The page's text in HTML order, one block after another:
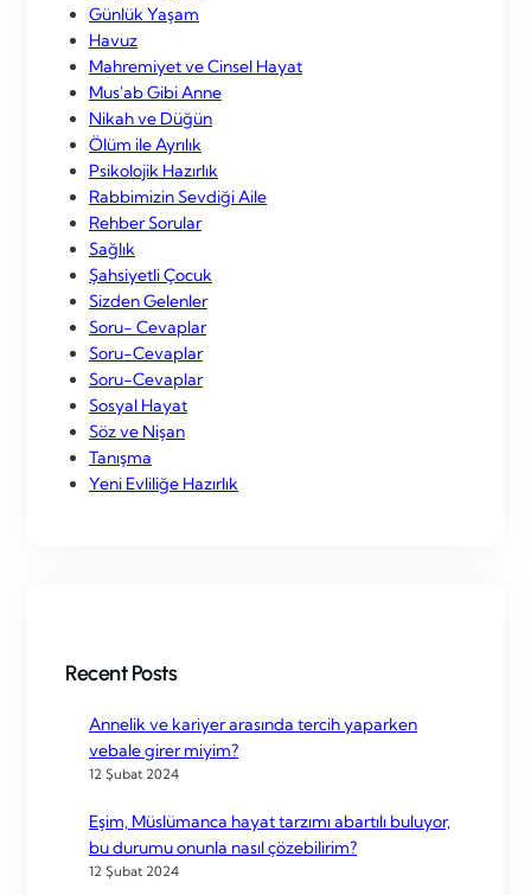
Günlük Yaşam
Havuz
Mahremiyet ve Cinsel Hayat
Mus'ab Gibi Anne
Nikah ve Düğün
Ölüm ile Ayrılık
Psikolojik Hazırlık
Rabbimizin Sevdiği Aile
Rehber Sorular
Sağlık
Şahsiyetli Çocuk
Sizden Gelenler
Soru- Cevaplar
Soru-Cevaplar
Soru-Cevaplar
Sosyal Hayat
Söz ve Nişan
Tanışma
Yeni Evliliğe Hazırlık
Recent Posts
Annelik ve kariyer arasında tercih yaparken
vebale girer miyim?
12 Şubat 2024
Eşim, Müslümanca hayat tarzımı abartılı buluyor,
bu durumu onunla nasıl çözebilirim?
12 Şubat 2024